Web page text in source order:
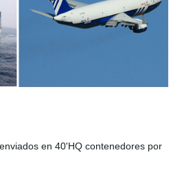
en 40'HQ contenedores por